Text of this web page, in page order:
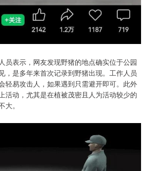
员表示，网友发现野猪的地点确实位于公园
，是多年来首次记录到野猪出现。工作人员
轻易攻击人，如果遇到只需避开即可。此外
活动，尤其是在植被茂密且人为活动较少的
。